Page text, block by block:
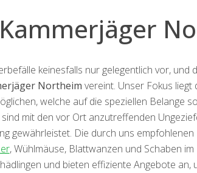
keinesfalls nur gelegentlich vor,
Northeim vereint. Unser Fokus
welche auf die speziellen Belange
mit den vor Ort anzutreffenden
gewährleistet. Die durch uns
, Wühlmäuse, Blattwanzen und Schaben
und bieten effiziente Angebote